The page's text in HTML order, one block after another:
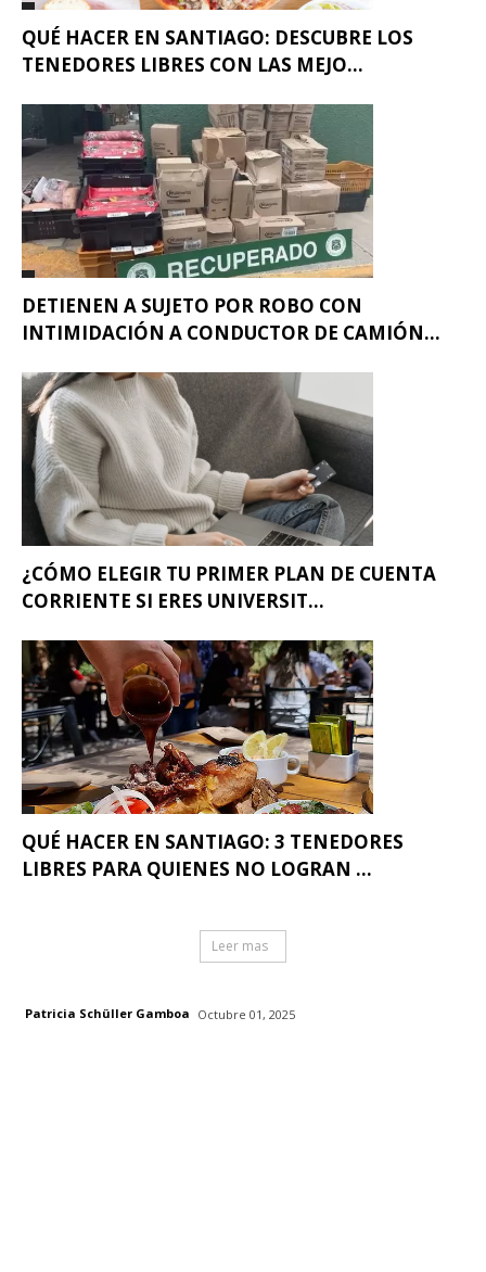
QUÉ HACER EN SANTIAGO: DESCUBRE LOS
TENEDORES LIBRES CON LAS MEJO...
DETIENEN A SUJETO POR ROBO CON
INTIMIDACIÓN A CONDUCTOR DE CAMIÓN...
¿CÓMO ELEGIR TU PRIMER PLAN DE CUENTA
CORRIENTE SI ERES UNIVERSIT...
QUÉ HACER EN SANTIAGO: 3 TENEDORES
LIBRES PARA QUIENES NO LOGRAN ...
Leer mas
Patricia Schüller Gamboa Octubre 01, 2025